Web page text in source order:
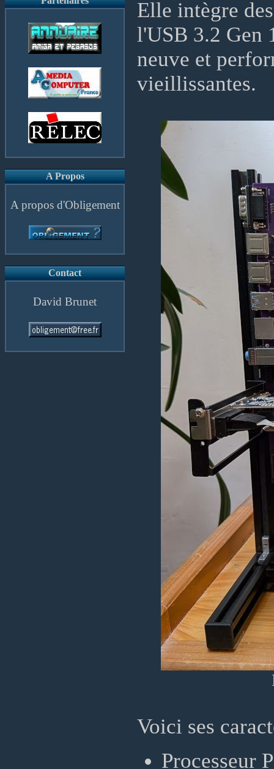
A Propos
A propos d'Obligement
Contact
David Brunet
Elle intègre
l'USB 3.2 Gen
neuve et
vieillissantes.
Voici ses
Processeur